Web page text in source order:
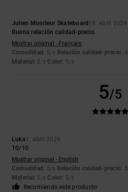
Julien Moniteur Skateboard 18. abril 2026
Buena relación calidad-precio
Mostrar original - Français
Comodidad : 5/5 Relación calidad-precio: 4
Material : 5 /5 Color: 5/5
5/5
Luka1. abril 2026
10/10
Mostrar original - English
Comodidad : 5/5 Relación calidad-precio: 5
Material : 5 /5 Color: 5/5
Recomiendo este producto